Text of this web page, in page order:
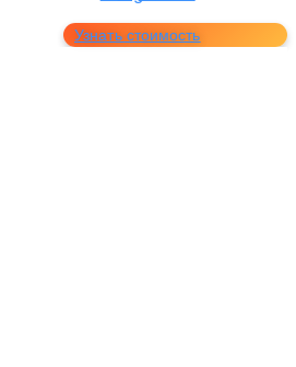
Узнать стоимость